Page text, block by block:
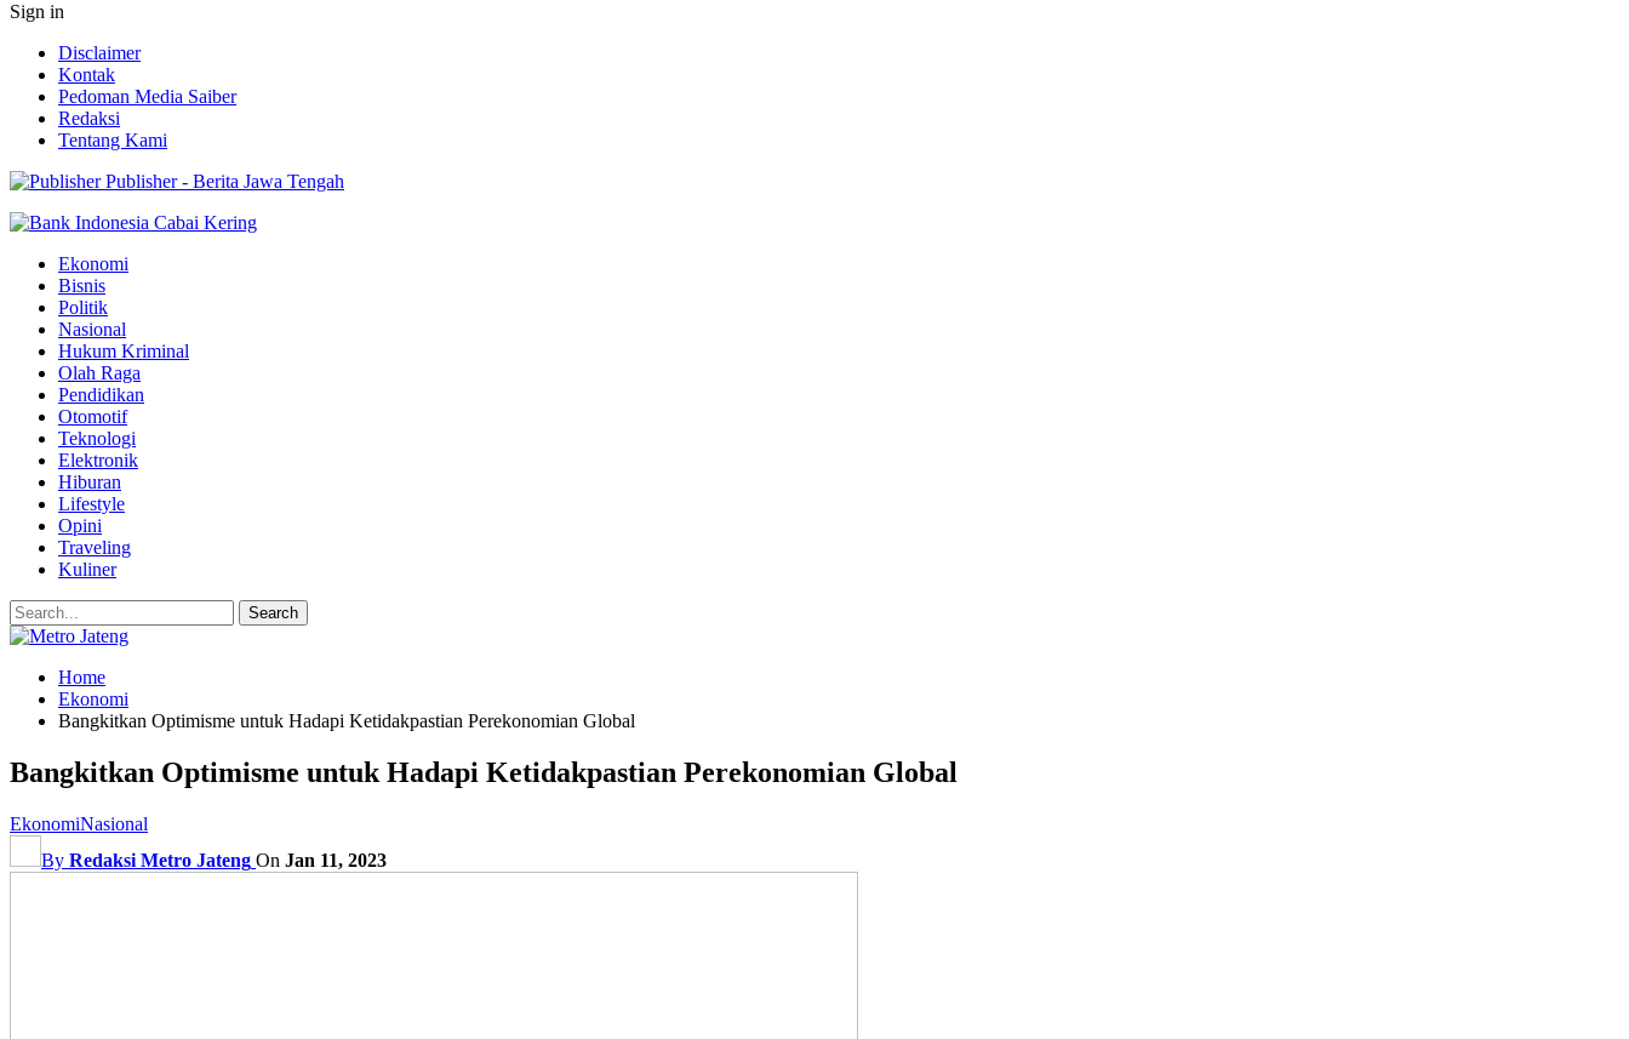
Sign in
Disclaimer
Kontak
Pedoman Media Saiber
Redaksi
Tentang Kami
Publisher - Berita Jawa Tengah
Ekonomi
Bisnis
Politik
Nasional
Hukum Kriminal
Olah Raga
Pendidikan
Otomotif
Teknologi
Elektronik
Hiburan
Lifestyle
Opini
Traveling
Kuliner
Home
Ekonomi
Bangkitkan Optimisme untuk Hadapi Ketidakpastian Perekonomian Global
Bangkitkan Optimisme untuk Hadapi Ketidakpastian Perekonomian Global
EkonomiNasional
By Redaksi Metro Jateng On Jan 11, 2023